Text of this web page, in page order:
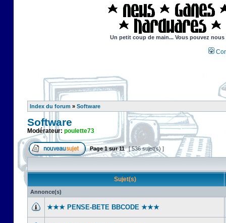
Un petit coup de main... Vous pouvez
Index du forum » Software
Software
Modérateur: poulette73
Page1sur11 [ 536 sujet(s) ]
Sujet(s)
Annonce(s)
★★★ PENSE-BETE BBCODE ★★★